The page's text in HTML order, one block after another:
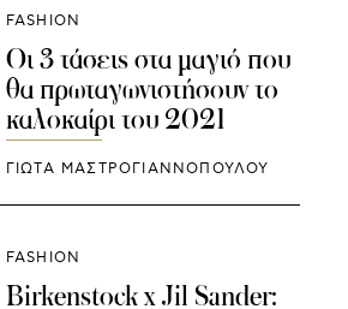
FASHION
Οι 3 τάσεις στα μαγιό που
θα πρωταγωνιστήσουν το
καλοκαίρι του 2021
ΓΙΩΤΑ ΜΑΣΤΡΟΓΙΑΝΝΟΠΟΥΛΟΥ
FASHION
Birkenstock x Jil Sander: